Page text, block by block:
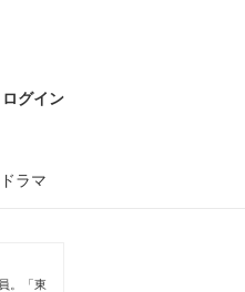
ログイン
ラマ
。「東